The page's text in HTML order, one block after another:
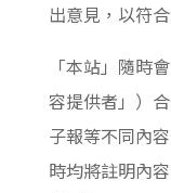
出意見，以符
「本站」隨時
容提供者」）
子報等不同內
時均將註明內